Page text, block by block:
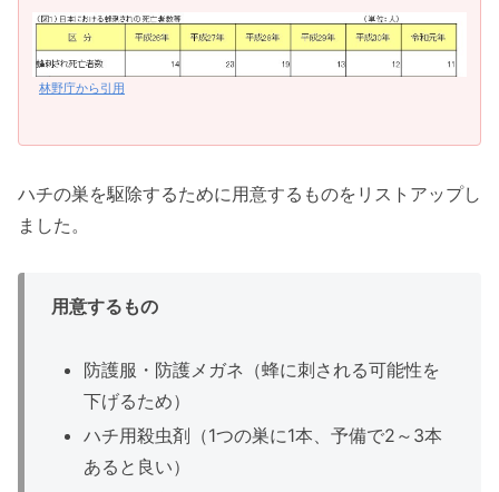
林野庁から引用
ハチの巣を駆除するために用意するものをリストアップし
ました。
用意するもの
防護服・防護メガネ（蜂に刺される可能性を
下げるため）
ハチ用殺虫剤（1つの巣に1本、予備で2～3本
あると良い）